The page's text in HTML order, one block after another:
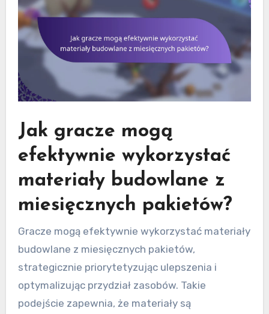
Jak gracze mogą
efektywnie wykorzystać
materiały budowlane z
miesięcznych pakietów?
Gracze mogą efektywnie wykorzystać materiały
budowlane z miesięcznych pakietów,
strategicznie priorytetyzując ulepszenia i
optymalizując przydział zasobów. Takie
podejście zapewnia, że materiały są